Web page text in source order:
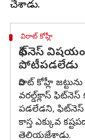
విరాట్ కోహ్లీ
ఫిట్‌నెస్
పోటీపడలేడు
విరాట్ కోహ్లీ
వరల్డ్‌క్లాస్‌
పడలేడని, ఫిట్‌నెస్‌
కాస్త ఎక్కువ
తెలియజేశాడు.